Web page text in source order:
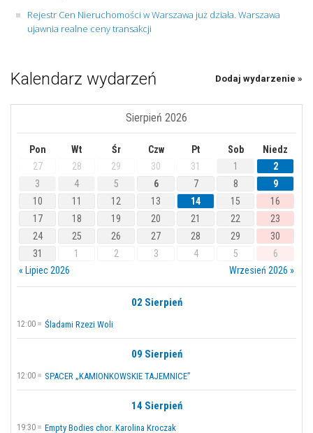
Rejestr Cen Nieruchomości w Warszawa już działa. Warszawa
ujawnia realne ceny transakcji
Kalendarz wydarzeń Dodaj wydarzenie »
Sierpień 2026
Pon Wt Śr Czw Pt Sob
Niedz
27
28 29 30 31 1
2
3
4 5 6 7 8
9
10
11 12 13 14 15
16
17
18 19 20 21 22
23
24
25 26 27 28 29
30
31
1 2 3 4 5
6
« Lipiec 2026
Wrzesień 2026 »
02 Sierpień
12:00 Śladami Rzezi Woli
09 Sierpień
12:00 SPACER „KAMIONKOWSKIE TAJEMNICE”
14 Sierpień
19:30 Empty Bodies chor. Karolina Kroczak